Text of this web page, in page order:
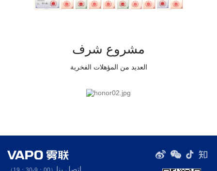
مشروع شرف
العديد من المؤهلات الفخرية